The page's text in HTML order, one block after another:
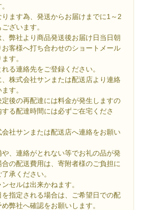
ます為、発送からお届けまでに1～2
ざいます。
弊社より商品発送後お届け日当日朝
お客様へ打ち合わせのショートメール
す。
る連絡先をご登録ください。
株式会社サンまたは配送店より連絡
す。
後の再配達には料金が発生しますの
る配達時間には必ずご在宅くださ
社サンまたは配送店へ連絡をお願い
、連絡がとれない等でお礼の品が発
の配送費用は、寄附者様のご負担に
承ください。
セルは出来かねます。
指定される場合は、ご希望日での配
弊社へ確認をお願いします。